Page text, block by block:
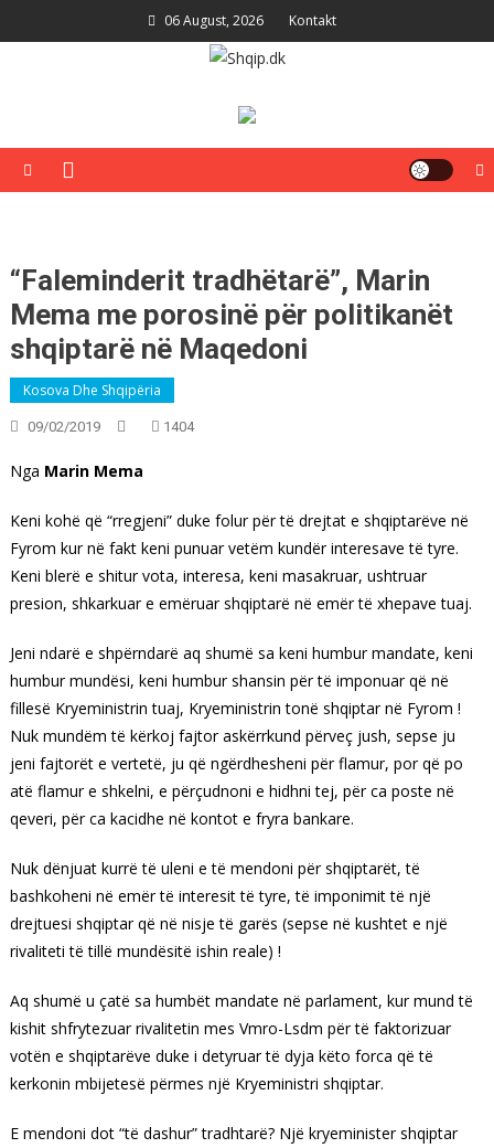
to
06 August, 2026 Kontakt
“Faleminderit tradhëtarë”, Marin
Mema me porosinë për politikanët
shqiptarë në Maqedoni
Kosova Dhe Shqipëria
09/02/2019 1404
Nga Marin Mema
Keni kohë që “rregjeni” duke folur për të drejtat e shqiptarëve në
Fyrom kur në fakt keni punuar vetëm kundër interesave të tyre.
Keni blerë e shitur vota, interesa, keni masakruar, ushtruar
presion, shkarkuar e emëruar shqiptarë në emër të xhepave tuaj.
Jeni ndarë e shpërndarë aq shumë sa keni humbur mandate, keni
humbur mundësi, keni humbur shansin për të imponuar që në
fillesë Kryeministrin tuaj, Kryeministrin tonë shqiptar në Fyrom !
Nuk mundëm të kërkoj fajtor askërrkund përveç jush, sepse ju
jeni fajtorët e vertetë, ju që ngërdhesheni për flamur, por që po
atë flamur e shkelni, e përçudnoni e hidhni tej, për ca poste në
qeveri, për ca kacidhe në kontot e fryra bankare.
Nuk dënjuat kurrë të uleni e të mendoni për shqiptarët, të
bashkoheni në emër të interesit të tyre, të imponimit të një
drejtuesi shqiptar që në nisje të garës (sepse në kushtet e një
rivaliteti të tillë mundësitë ishin reale) !
Aq shumë u çatë sa humbët mandate në parlament, kur mund të
kishit shfrytezuar rivalitetin mes Vmro-Lsdm për të faktorizuar
votën e shqiptarëve duke i detyruar të dyja këto forca që të
kerkonin mbijetesë përmes një Kryeministri shqiptar.
E mendoni dot “të dashur” tradhtarë? Një kryeminister shqiptar